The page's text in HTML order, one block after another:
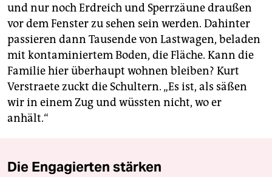
und nur noch Erdreich und Sperrzäune draußen
vor dem Fenster zu sehen sein werden. Dahinter
passieren dann Tausende von Lastwagen, beladen
mit kontaminiertem Boden, die Fläche. Kann die
Familie hier überhaupt wohnen bleiben? Kurt
Verstraete zuckt die Schultern. „Es ist, als säßen
wir in einem Zug und wüssten nicht, wo er
anhält.“
Die Engagierten stärken